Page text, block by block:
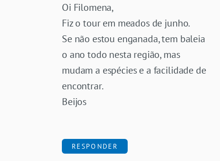
Oi Filomena,
Fiz o tour em meados de junho.
Se não estou enganada, tem baleia
o ano todo nesta região, mas
mudam a espécies e a facilidade de
encontrar.
Beijos
RESPONDER